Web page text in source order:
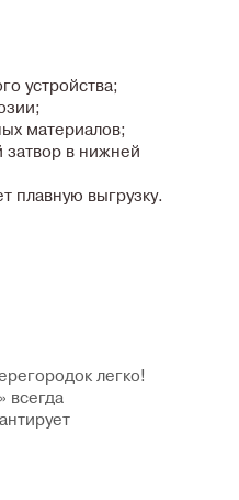
устройства;
материалов;
в нижней
плавную выгрузку.
легко!
всегда